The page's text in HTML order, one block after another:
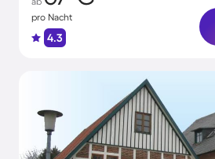
pro Nacht
4.3